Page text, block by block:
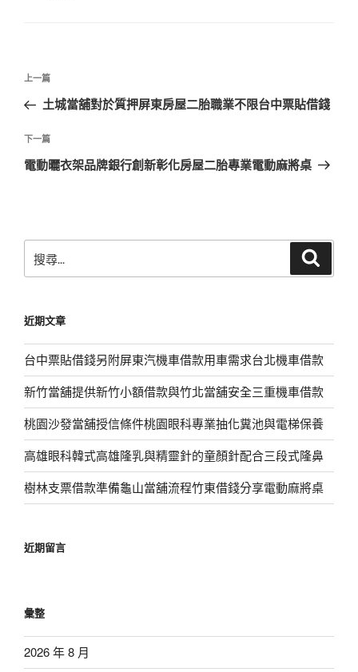
文
導
覽
上
一
文
章
上一篇
土城當舖對於質押屏東房屋二胎職業不限台中票貼借錢
下
一
下一篇
電動曬衣架品牌銀行創新彰化房屋二胎專業電動麻將桌
尋
字:
近期文章
台中票貼借錢另附屏東汽機車借款用車需求台北機車借款
新竹當舖提供新竹小額借款與竹北當舖安全三重機車借款
桃園沙發當舖授信條件桃園眼科專業抽化糞池與電梯保養
高雄眼科韓式高雄隆乳與精靈針的童顏針配合三段式隆鼻
樹林支票借款準備龜山當舖流程竹東借錢分享電動麻將桌
近期留言
彙整
2026 年 8 月